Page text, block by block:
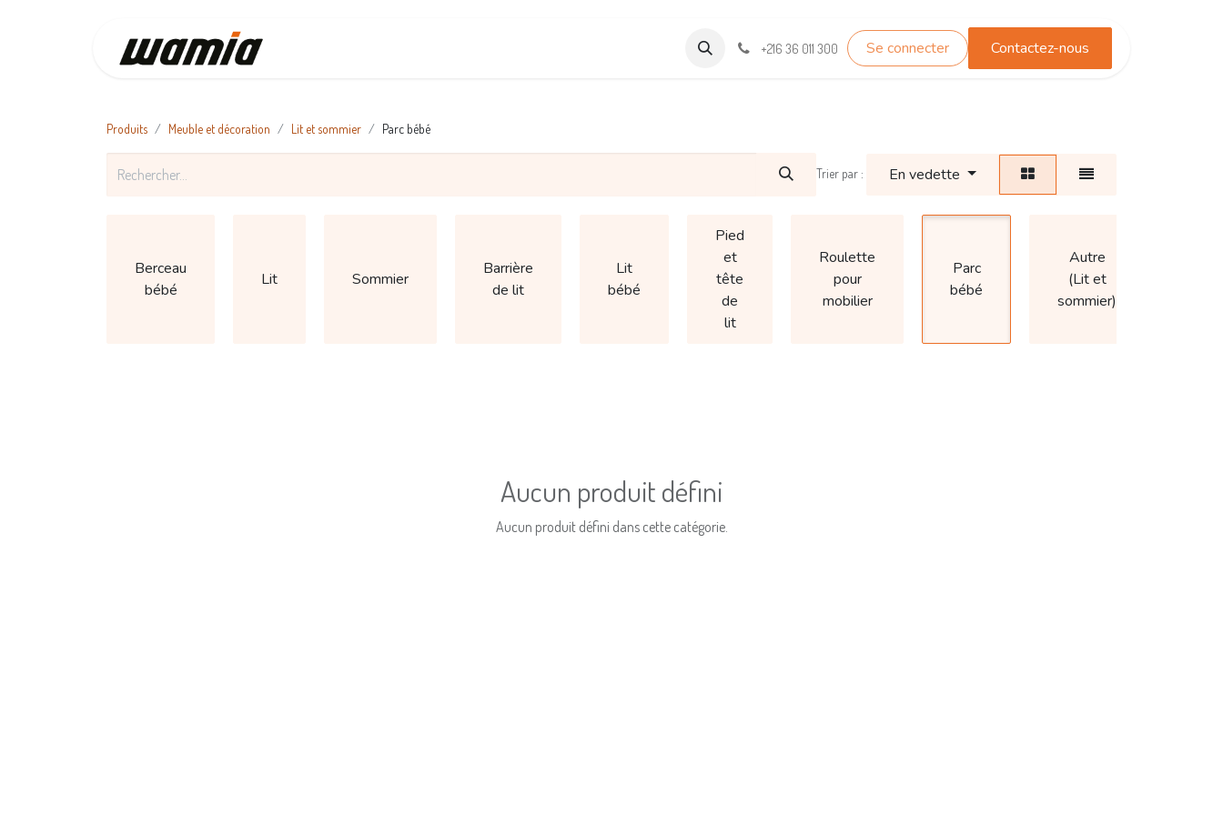
Wamia Marketpalce TEST_WHATSAPP Contactez-nous
+216 36 011 300 Se connecter Contactez-nous
Produits Meuble et décoration Lit et sommier Parc bébé
Trier par : En vedette
Berceau
bébé
Lit Sommier
Barrière
de lit
Lit
bébé
Pied
et
tête
de
lit
Roulette
pour
mobilier
Parc
bébé
Autre
(Lit et
sommier)
Aucun produit défini
Aucun produit défini dans cette catégorie.